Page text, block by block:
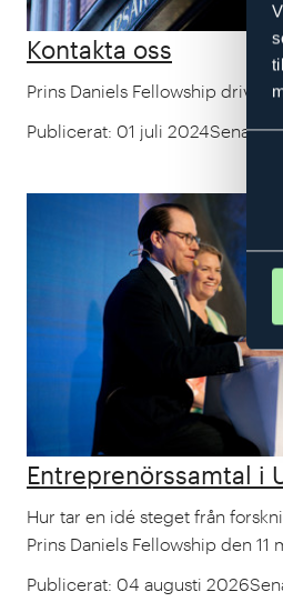
Kontakta oss
Prins Daniels Fellowship drivs
Publicerat: 01 juli 2024Senast
Entreprenörssamtal i
Hur tar en idé steget från
Prins Daniels Fellowship den
Publicerat: 04 augusti 2026